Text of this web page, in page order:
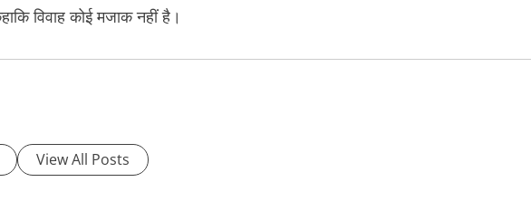
विवाह कोई मजाक नहीं है।
View All Posts